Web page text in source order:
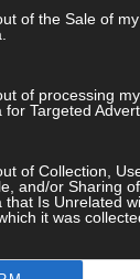
of the Sale of my
of processing my
Targeted
of Collection,
and/or Sharing
that Is Unrelated
it was